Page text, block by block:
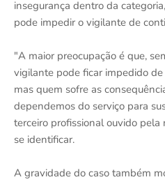
insegurança dentro da
pode impedir o vigilante de
"A maior preocupação é que,
vigilante pode ficar impedido
mas quem sofre as
dependemos do serviço para
terceiro profissional ouvido
se identificar.
A gravidade do caso também